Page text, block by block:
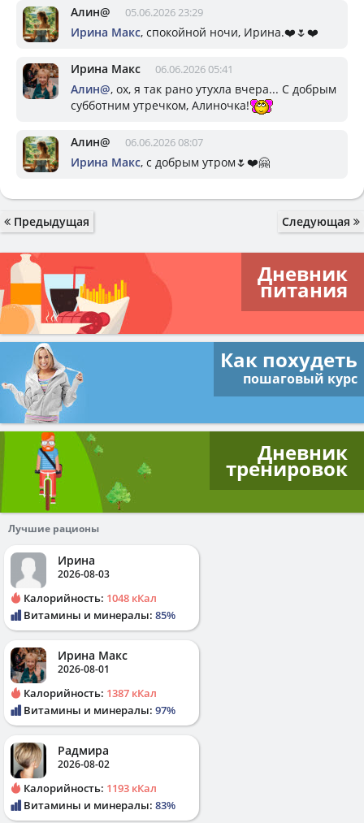
Алин@ 05.06.2026 23:29
Ирина Макс, спокойной ночи, Ирина.❤️🌷❤️
Ирина Макс 06.06.2026 05:41
Алин@, ох, я так рано утухла вчера... С добрым
субботним утречком, Алиночка!
Алин@ 06.06.2026 08:07
Ирина Макс, с добрым утром🌷❤️🤗
Предыдущая Следующая
Дневник
питания
Как похудеть
пошаговый курс
Дневник
тренировок
Лучшие рационы
Ирина
2026-08-03
Калорийность: 1048 кКал
Витамины и минералы: 85%
Ирина Макс
2026-08-01
Калорийность: 1387 кКал
Витамины и минералы: 97%
Радмира
2026-08-02
Калорийность: 1193 кКал
Витамины и минералы: 83%